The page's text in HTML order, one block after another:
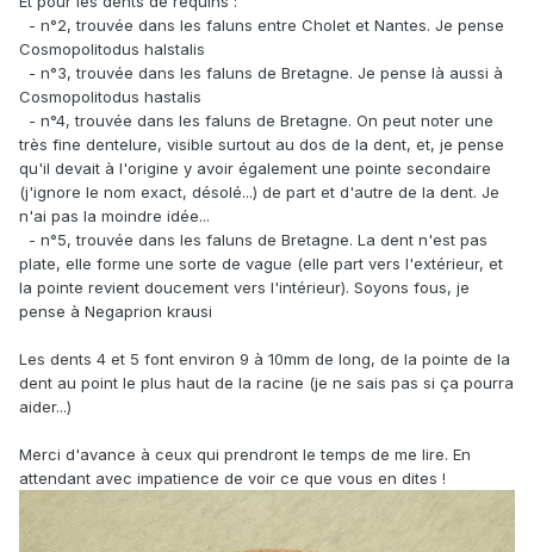
- n°2, trouvée dans les faluns entre Cholet et Nantes. Je pense
Cosmopolitodus halstalis
- n°3, trouvée dans les faluns de Bretagne. Je pense là aussi à
Cosmopolitodus hastalis
- n°4, trouvée dans les faluns de Bretagne. On peut noter une
très fine dentelure, visible surtout au dos de la dent, et, je pense
qu'il devait à l'origine y avoir également une pointe secondaire
(j'ignore le nom exact, désolé...) de part et d'autre de la dent. Je
n'ai pas la moindre idée...
- n°5, trouvée dans les faluns de Bretagne. La dent n'est pas
plate, elle forme une sorte de vague (elle part vers l'extérieur, et
la pointe revient doucement vers l'intérieur). Soyons fous, je
pense à Negaprion krausi
Les dents 4 et 5 font environ 9 à 10mm de long, de la pointe de la
dent au point le plus haut de la racine (je ne sais pas si ça pourra
aider...)
Merci d'avance à ceux qui prendront le temps de me lire. En
attendant avec impatience de voir ce que vous en dites !